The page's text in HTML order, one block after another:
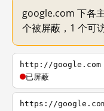
google.com 下各
个被屏蔽，1 个可访
http://google.com
已屏蔽
https://